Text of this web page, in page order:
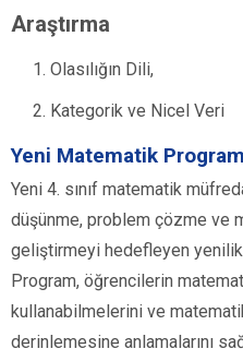
Araştırma
Olasılığın Dili,
Kategorik ve Nicel Veri
Yeni Matematik
Yeni 4. sınıf matematik
düşünme, problem çözme ve
geliştirmeyi hedefleyen
Program, öğrencilerin
kullanabilmelerini ve
derinlemesine anlamalarını